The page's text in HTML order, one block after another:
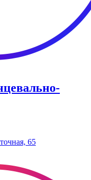
65